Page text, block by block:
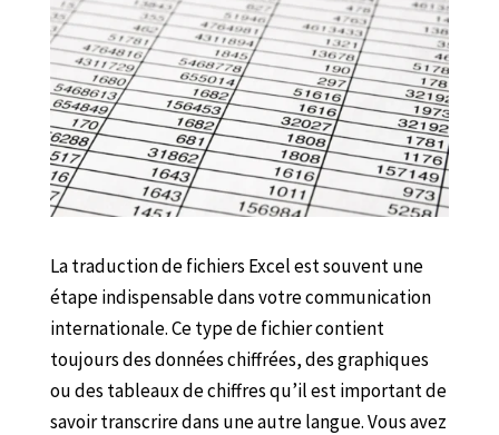
La traduction de fichiers Excel est souvent une
étape indispensable dans votre communication
internationale. Ce type de fichier contient
toujours des données chiffrées, des graphiques
ou des tableaux de chiffres qu’il est important de
savoir transcrire dans une autre langue. Vous avez